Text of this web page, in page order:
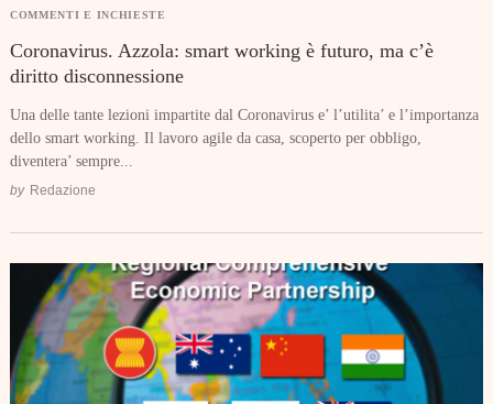
COMMENTI E INCHIESTE
Coronavirus. Azzola: smart working è futuro, ma c’è
diritto disconnessione
Una delle tante lezioni impartite dal Coronavirus e’ l’utilita’ e l’importanza
dello smart working. Il lavoro agile da casa, scoperto per obbligo,
diventera’ sempre...
by Redazione